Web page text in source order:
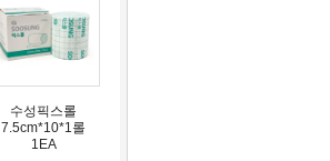
수성픽스롤
7.5cm*10*1롤
1EA